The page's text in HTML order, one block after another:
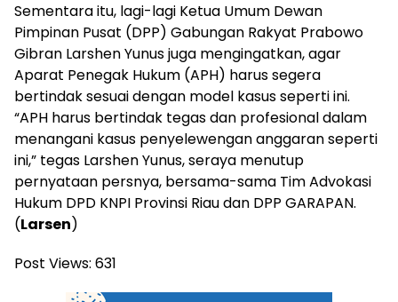
Sementara itu, lagi-lagi Ketua Umum Dewan
Pimpinan Pusat (DPP) Gabungan Rakyat Prabowo
Gibran Larshen Yunus juga mengingatkan, agar
Aparat Penegak Hukum (APH) harus segera
bertindak sesuai dengan model kasus seperti ini.
“APH harus bertindak tegas dan profesional dalam
menangani kasus penyelewengan anggaran seperti
ini,” tegas Larshen Yunus, seraya menutup
pernyataan persnya, bersama-sama Tim Advokasi
Hukum DPD KNPI Provinsi Riau dan DPP GARAPAN.
(Larsen)
Post Views: 631